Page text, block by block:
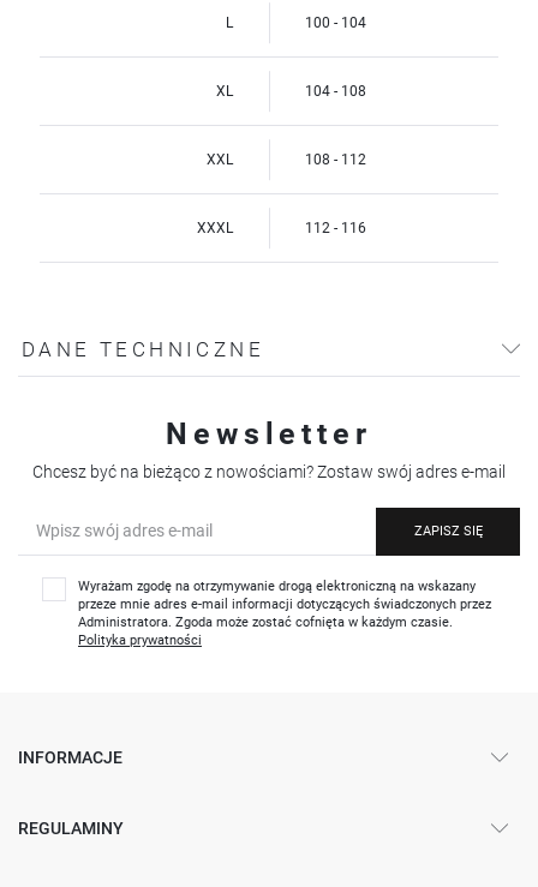
L 100 - 104
XL 104 - 108
XXL 108 - 112
XXXL 112 - 116
DANE TECHNICZNE
Newsletter
Chcesz być na bieżąco z nowościami? Zostaw swój adres e-mail
ZAPISZ SIĘ
Wyrażam zgodę na otrzymywanie drogą elektroniczną na wskazany
przeze mnie adres e-mail informacji dotyczących świadczonych przez
Administratora. Zgoda może zostać cofnięta w każdym czasie.
Polityka prywatności
INFORMACJE
REGULAMINY